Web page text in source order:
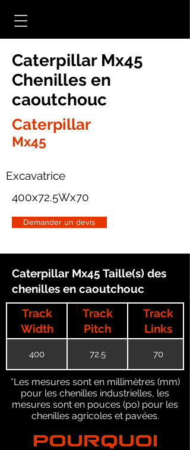
Caterpillar Mx45
Chenilles en
caoutchouc
Caterpillar
Mx45
Excavatrice
400x72.5Wx70
Demander un devis
Caterpillar Mx45 Taille(s) des
chenilles en caoutchouc
Track
Width
Track
Pitch
Track
Links
400 72.5 70
*Les mesures sont en millimètres (mm)
pour les chenilles industrielles, les
mesures sont en pouces (po) pour les
chenilles agricoles et pavées.
POURQUOI